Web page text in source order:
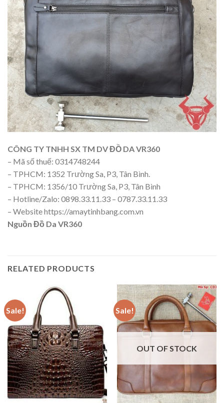
CÔNG TY TNHH SX TM DV ĐỒ DA VR360
– Mã số thuế: 0314748244
– TPHCM: 1352 Trường Sa, P3, Tân Bình.
– TPHCM: 1356/10 Trường Sa, P3, Tân Bình
– Hotline/Zalo: 0898.33.11.33 – 0787.33.11.33
– Website https://amaytinhbang.com.vn
Nguồn Đồ Da VR360
RELATED PRODUCTS
Sale! Sale!
OUT OF STOCK